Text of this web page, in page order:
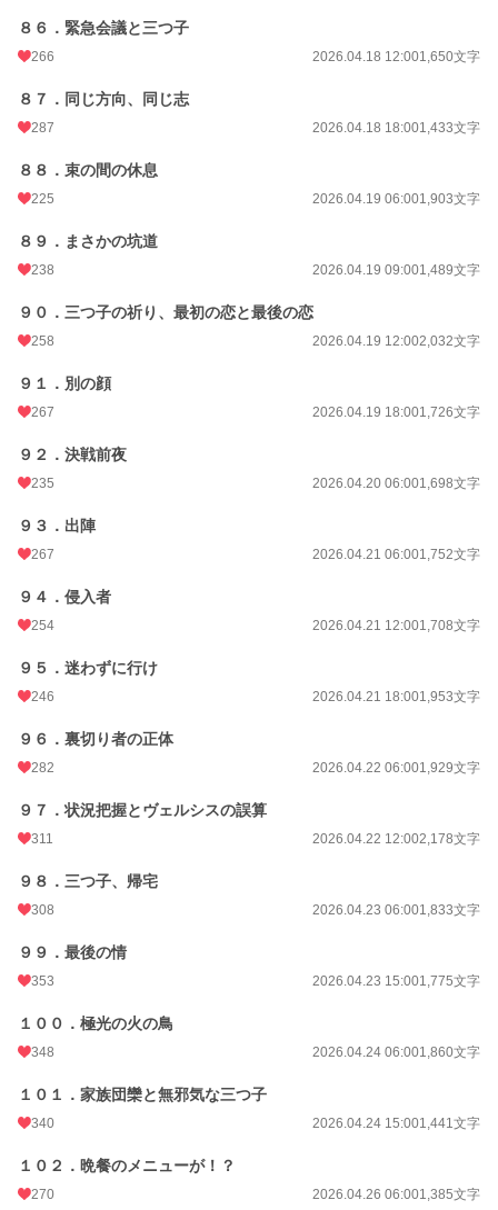
８６．緊急会議と三つ子
266 2026.04.18 12:001,650文字
８７．同じ方向、同じ志
287 2026.04.18 18:001,433文字
８８．束の間の休息
225 2026.04.19 06:001,903文字
８９．まさかの坑道
238 2026.04.19 09:001,489文字
９０．三つ子の祈り、最初の恋と最後の恋
258 2026.04.19 12:002,032文字
９１．別の顔
267 2026.04.19 18:001,726文字
９２．決戦前夜
235 2026.04.20 06:001,698文字
９３．出陣
267 2026.04.21 06:001,752文字
９４．侵入者
254 2026.04.21 12:001,708文字
９５．迷わずに行け
246 2026.04.21 18:001,953文字
９６．裏切り者の正体
282 2026.04.22 06:001,929文字
９７．状況把握とヴェルシスの誤算
311 2026.04.22 12:002,178文字
９８．三つ子、帰宅
308 2026.04.23 06:001,833文字
９９．最後の情
353 2026.04.23 15:001,775文字
１００．極光の火の鳥
348 2026.04.24 06:001,860文字
１０１．家族団欒と無邪気な三つ子
340 2026.04.24 15:001,441文字
１０２．晩餐のメニューが！？
270 2026.04.26 06:001,385文字